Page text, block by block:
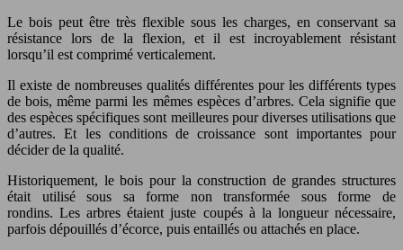
Le bois peut être très flexible sous les charges, en conservant sa
résistance lors de la flexion, et il est incroyablement résistant
lorsqu’il est comprimé verticalement.
Il existe de nombreuses qualités différentes pour les différents types
de bois, même parmi les mêmes espèces d’arbres. Cela signifie que
des espèces spécifiques sont meilleures pour diverses utilisations que
d’autres. Et les conditions de croissance sont importantes pour
décider de la qualité.
Historiquement, le bois pour la construction de grandes structures
était utilisé sous sa forme non transformée sous forme de
rondins. Les arbres étaient juste coupés à la longueur nécessaire,
parfois dépouillés d’écorce, puis entaillés ou attachés en place.